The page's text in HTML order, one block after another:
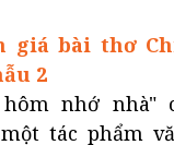
giá bài thơ
2
nhớ nhà"
tác phẩm